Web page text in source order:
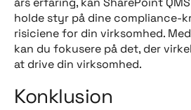
holde styr på dine compliance-
risiciene for din virksomhed.
kan du fokusere på det, der
at drive din virksomhed.
Konklusion